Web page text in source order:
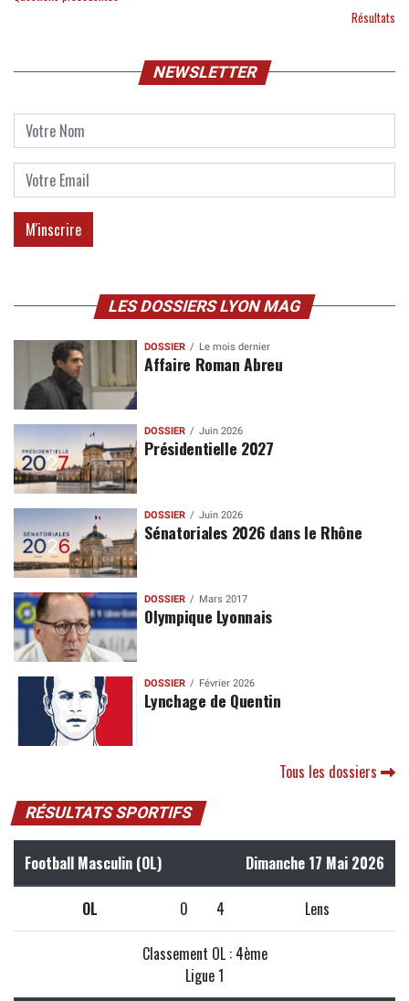
Résultats
NEWSLETTER
LES DOSSIERS LYON MAG
DOSSIER Le mois dernier
Affaire Roman Abreu
DOSSIER Juin 2026
Présidentielle 2027
DOSSIER Juin 2026
Sénatoriales 2026 dans le Rhône
DOSSIER Mars 2017
Olympique Lyonnais
DOSSIER Février 2026
Lynchage de Quentin
Tous les dossiers
RÉSULTATS SPORTIFS
Football Masculin (OL) Dimanche 17 Mai 2026
OL 0 4 Lens
Classement OL : 4ème
Ligue 1